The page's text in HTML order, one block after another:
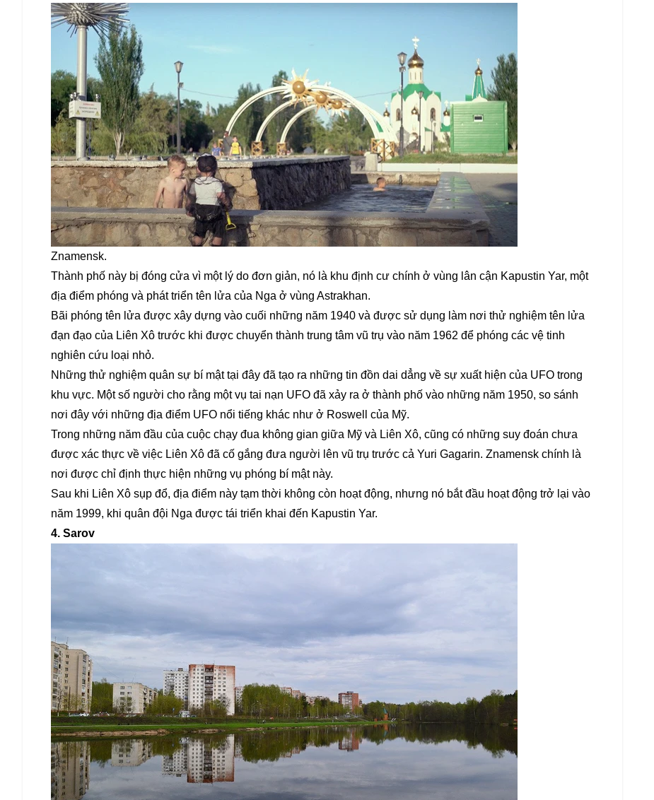
Znamensk.
Thành phố này bị đóng cửa vì một lý do đơn giản, nó là khu định cư chính ở vùng lân cận Kapustin Yar, một
địa điểm phóng và phát triển tên lửa của Nga ở vùng Astrakhan.
Bãi phóng tên lửa được xây dựng vào cuối những năm 1940 và được sử dụng làm nơi thử nghiệm tên lửa
đạn đạo của Liên Xô trước khi được chuyển thành trung tâm vũ trụ vào năm 1962 để phóng các vệ tinh
nghiên cứu loại nhỏ.
Những thử nghiệm quân sự bí mật tại đây đã tạo ra những tin đồn dai dẳng về sự xuất hiện của UFO trong
khu vực. Một số người cho rằng một vụ tai nạn UFO đã xảy ra ở thành phố vào những năm 1950, so sánh
nơi đây với những địa điểm UFO nổi tiếng khác như ở Roswell của Mỹ.
Trong những năm đầu của cuộc chạy đua không gian giữa Mỹ và Liên Xô, cũng có những suy đoán chưa
được xác thực về việc Liên Xô đã cố gắng đưa người lên vũ trụ trước cả Yuri Gagarin. Znamensk chính là
nơi được chỉ định thực hiện những vụ phóng bí mật này.
Sau khi Liên Xô sụp đổ, địa điểm này tạm thời không còn hoạt động, nhưng nó bắt đầu hoạt động trở lại vào
năm 1999, khi quân đội Nga được tái triển khai đến Kapustin Yar.
4. Sarov